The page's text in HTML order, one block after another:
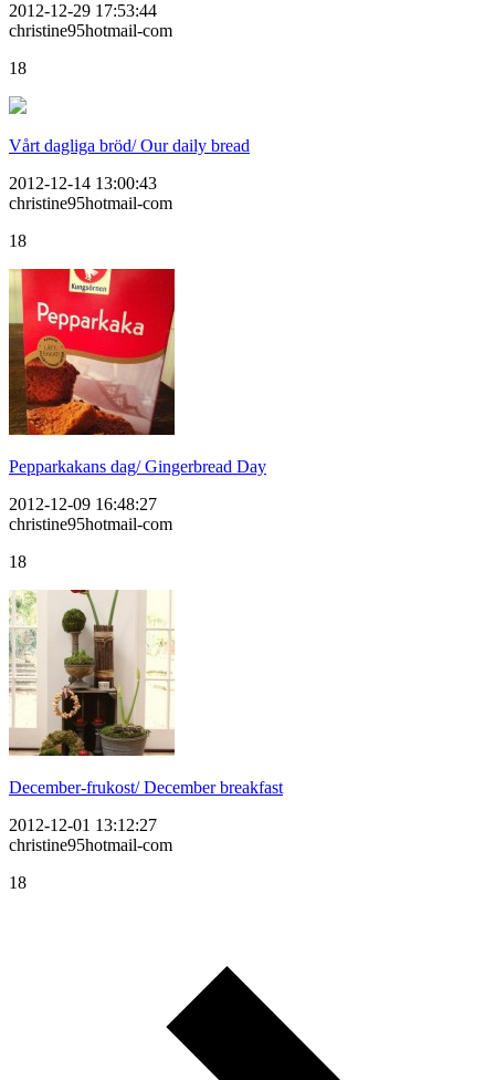
2012-12-29 17:53:44
christine95hotmail-com
18
Vårt dagliga bröd/ Our daily bread
2012-12-14 13:00:43
christine95hotmail-com
18
Pepparkakans dag/ Gingerbread Day
2012-12-09 16:48:27
christine95hotmail-com
18
December-frukost/ December breakfast
2012-12-01 13:12:27
christine95hotmail-com
18